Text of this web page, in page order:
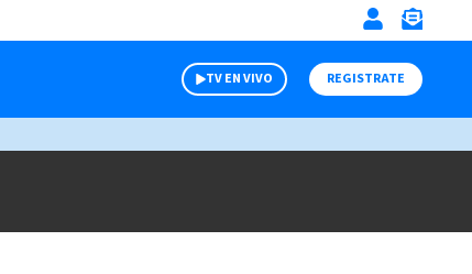
TV EN VIVO REGISTRATE